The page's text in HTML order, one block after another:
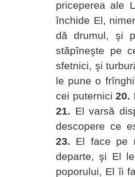
priceperea ale
închide El,
dă drumul, şi
stăpîneşte pe
sfetnici, şi
le pune o
cei puternici 20.
21. El varsă
descopere ce
23. El face pe
departe, şi El
poporului, El îi